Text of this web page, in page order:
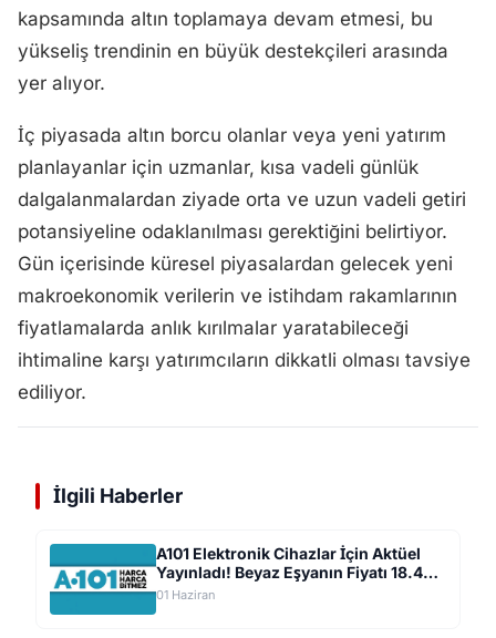
kapsamında altın toplamaya devam etmesi, bu
yükseliş trendinin en büyük destekçileri arasında
yer alıyor.
İç piyasada altın borcu olanlar veya yeni yatırım
planlayanlar için uzmanlar, kısa vadeli günlük
dalgalanmalardan ziyade orta ve uzun vadeli getiri
potansiyeline odaklanılması gerektiğini belirtiyor.
Gün içerisinde küresel piyasalardan gelecek yeni
makroekonomik verilerin ve istihdam rakamlarının
fiyatlamalarda anlık kırılmalar yaratabileceği
ihtimaline karşı yatırımcıların dikkatli olması tavsiye
ediliyor.
İlgili Haberler
A101 Elektronik Cihazlar İçin Aktüel
Yayınladı! Beyaz Eşyanın Fiyatı 18.499
TL'ye Düştü
01 Haziran